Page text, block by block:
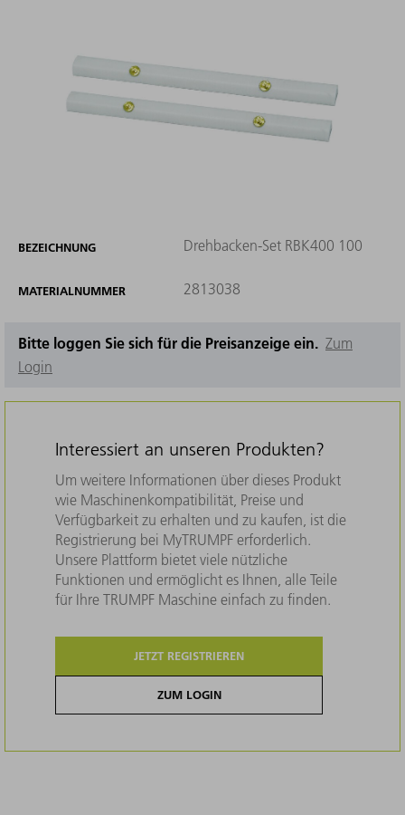
BEZEICHNUNG Drehbacken-Set RBK400 100
MATERIALNUMMER 2813038
Bitte loggen Sie sich für die Preisanzeige ein. Zum
Login
Interessiert an unseren Produkten?
Um weitere Informationen über dieses Produkt
wie Maschinenkompatibilität, Preise und
Verfügbarkeit zu erhalten und zu kaufen, ist die
Registrierung bei MyTRUMPF erforderlich.
Unsere Plattform bietet viele nützliche
Funktionen und ermöglicht es Ihnen, alle Teile
für Ihre TRUMPF Maschine einfach zu finden.
JETZT REGISTRIEREN
ZUM LOGIN